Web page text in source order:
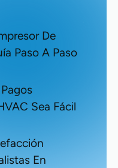
De
Paso A Paso
Sea Fácil
En